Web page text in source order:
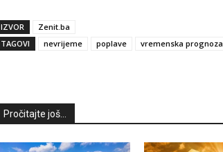
IZVOR
Zenit.ba
TAGOVI
nevrijeme poplave vremenska prognoza
Pročitajte još...